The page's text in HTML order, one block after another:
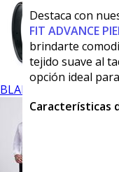
BLANCOS
Destaca con
FIT ADVANCE
brindarte
tejido suave al
opción ideal
Características